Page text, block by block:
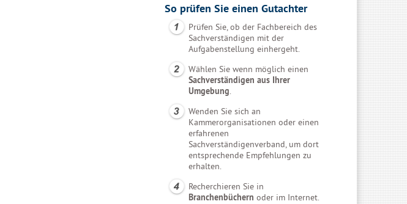
So prüfen Sie einen Gutachter
Prüfen Sie, ob der Fachbereich des
Sachverständigen mit der
Aufgabenstellung einhergeht.
Wählen Sie wenn möglich einen
Sachverständigen aus Ihrer
Umgebung.
Wenden Sie sich an
Kammerorganisationen oder einen
erfahrenen
Sachverständigenverband, um dort
entsprechende Empfehlungen zu
erhalten.
Recherchieren Sie in
Branchenbüchern oder im Internet.